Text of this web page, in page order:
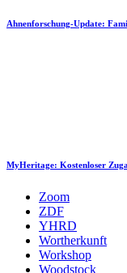
Ahnenforschung-Update:
MyHeritage: Kostenloser
Zoom
ZDF
YHRD
Wortherkunft
Workshop
Woodstock